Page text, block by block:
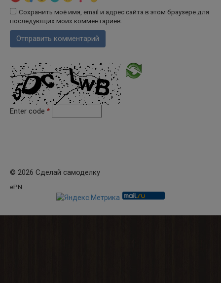
Сохранить моё имя, email и адрес сайта в этом браузере для
последующих моих комментариев.
Enter code *
© 2026 Сделай самоделку
ePN